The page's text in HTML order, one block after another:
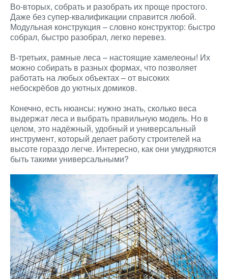
Во-вторых, собрать и разобрать их проще простого.
Даже без супер-квалификации справится любой.
Модульная конструкция – словно конструктор: быстро
собрал, быстро разобрал, легко перевез.
В-третьих, рамные леса – настоящие хамелеоны! Их
можно собирать в разных формах, что позволяет
работать на любых объектах – от высоких
небоскрёбов до уютных домиков.
Конечно, есть нюансы: нужно знать, сколько веса
выдержат леса и выбрать правильную модель. Но в
целом, это надёжный, удобный и универсальный
инструмент, который делает работу строителей на
высоте гораздо легче. Интересно, как они умудряются
быть такими универсальными?